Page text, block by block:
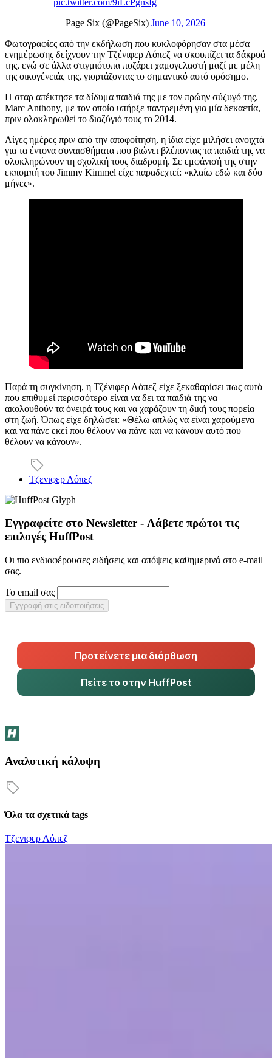
— Page Six (@PageSix) June 10, 2026
Φωτογραφίες από την εκδήλωση που κυκλοφόρησαν στα μέσα
ενημέρωσης δείχνουν την Τζένιφερ Λόπεζ να σκουπίζει τα δάκρυά
της, ενώ σε άλλα στιγμιότυπα ποζάρει χαμογελαστή μαζί με μέλη
της οικογένειάς της, γιορτάζοντας το σημαντικό αυτό ορόσημο.
Η σταρ απέκτησε τα δίδυμα παιδιά της με τον πρώην σύζυγό της,
Marc Anthony, με τον οποίο υπήρξε παντρεμένη για μία δεκαετία,
πριν ολοκληρωθεί το διαζύγιό τους το 2014.
Λίγες ημέρες πριν από την αποφοίτηση, η ίδια είχε μιλήσει ανοιχτά
για τα έντονα συναισθήματα που βιώνει βλέποντας τα παιδιά της να
ολοκληρώνουν τη σχολική τους διαδρομή. Σε εμφάνισή της στην
εκπομπή του Jimmy Kimmel είχε παραδεχτεί: «κλαίω εδώ και δύο
μήνες».
Παρά τη συγκίνηση, η Τζένιφερ Λόπεζ είχε ξεκαθαρίσει πως αυτό
που επιθυμεί περισσότερο είναι να δει τα παιδιά της να
ακολουθούν τα όνειρά τους και να χαράζουν τη δική τους πορεία
στη ζωή. Όπως είχε δηλώσει: «Θέλω απλώς να είναι χαρούμενα
και να πάνε εκεί που θέλουν να πάνε και να κάνουν αυτό που
θέλουν να κάνουν».
Τζενιφερ Λόπεζ
Εγγραφείτε στο Newsletter - Λάβετε πρώτοι τις
επιλογές HuffPost
Οι πιο ενδιαφέρουσες ειδήσεις και απόψεις καθημερινά στο e-mail
σας.
Το email σας
Εγγραφή στις ειδοποιήσεις
Προτείνετε μια διόρθωση
Πείτε το στην HuffPost
Αναλυτική κάλυψη
Όλα τα σχετικά tags
Τζενιφερ Λόπεζ